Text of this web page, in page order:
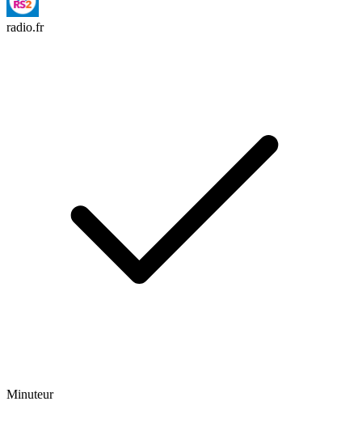
radio.fr
Minuteur